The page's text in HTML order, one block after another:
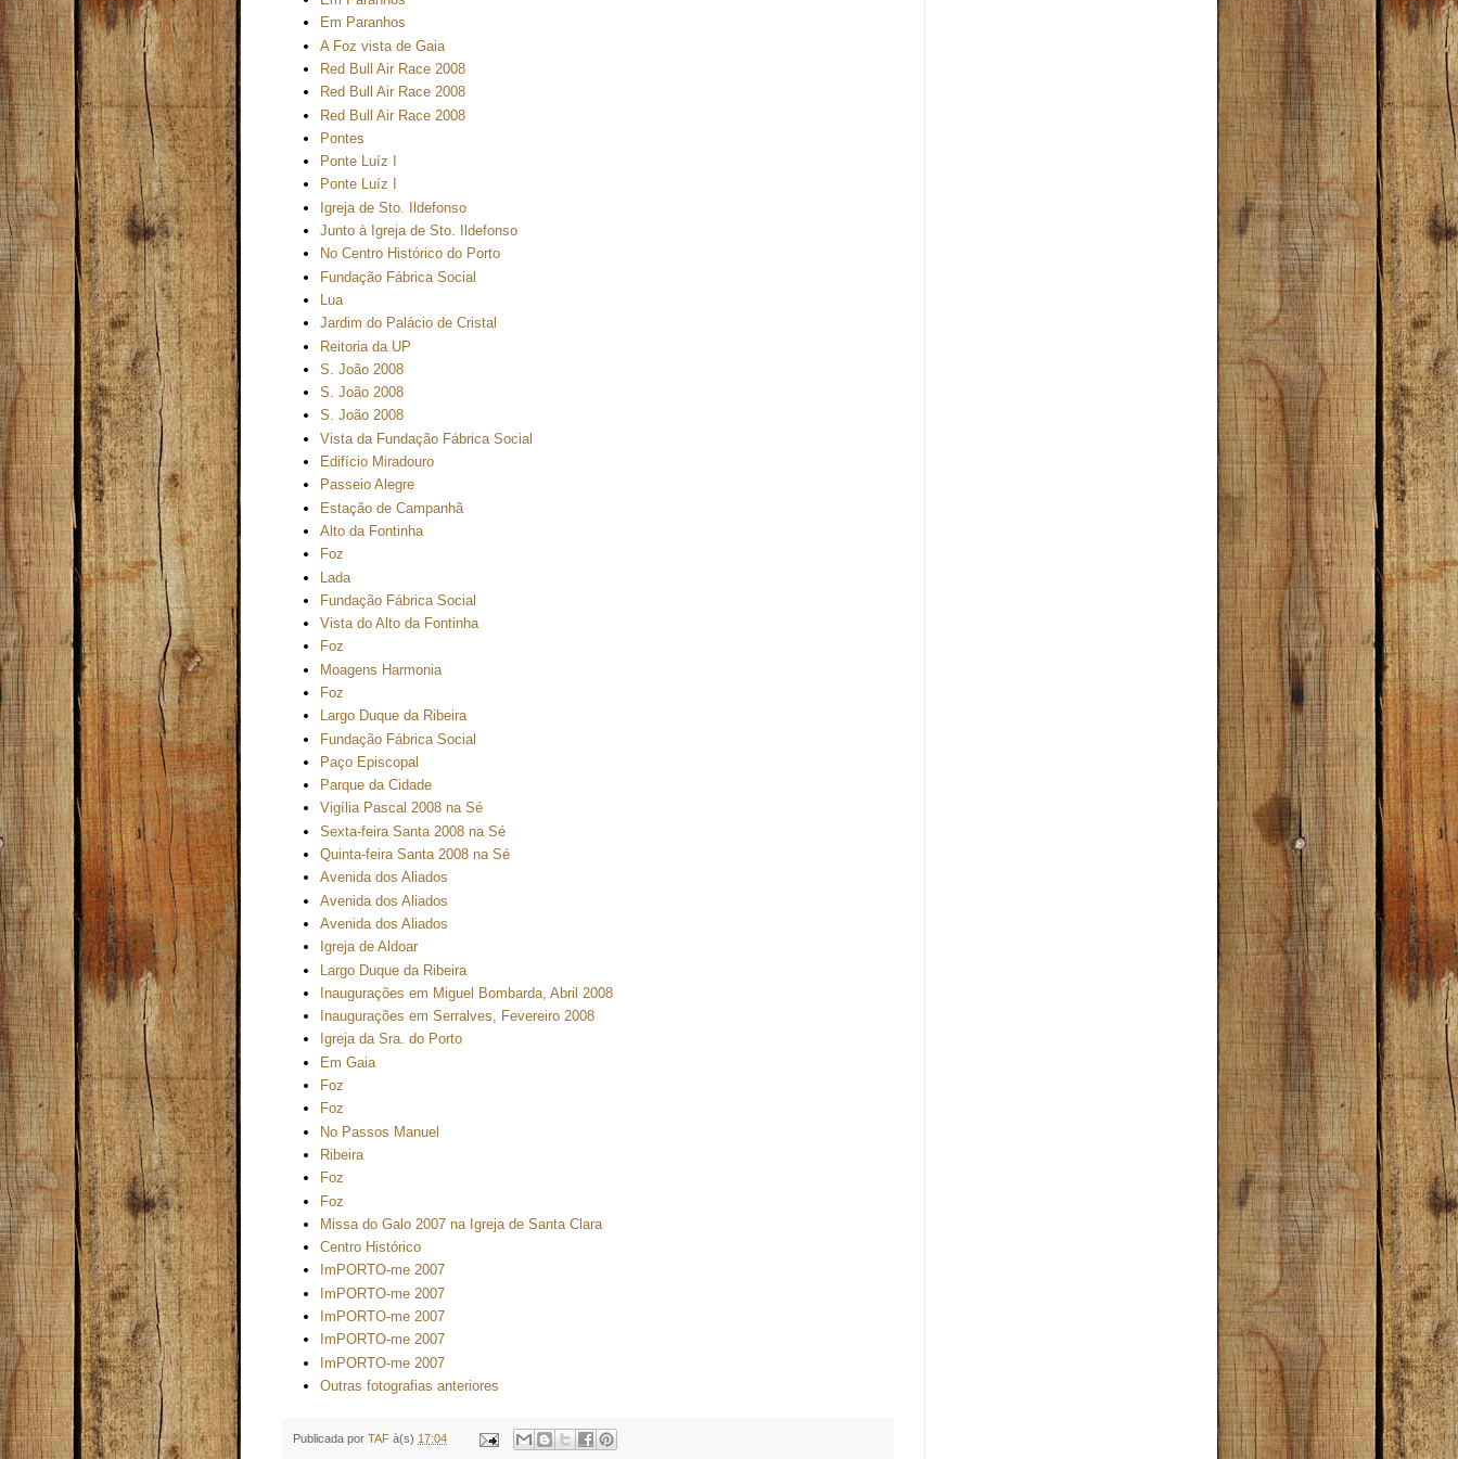
Em Paranhos
A Foz vista de Gaia
Red Bull Air Race 2008
Red Bull Air Race 2008
Red Bull Air Race 2008
Pontes
Ponte Luíz I
Ponte Luíz I
Igreja de Sto. Ildefonso
Junto à Igreja de Sto. Ildefonso
No Centro Histórico do Porto
Fundação Fábrica Social
Lua
Jardim do Palácio de Cristal
Reitoria da UP
S. João 2008
S. João 2008
S. João 2008
Vista da Fundação Fábrica Social
Edifício Miradouro
Passeio Alegre
Estação de Campanhã
Alto da Fontinha
Foz
Lada
Fundação Fábrica Social
Vista do Alto da Fontinha
Foz
Moagens Harmonia
Foz
Largo Duque da Ribeira
Fundação Fábrica Social
Paço Episcopal
Parque da Cidade
Vigília Pascal 2008 na Sé
Sexta-feira Santa 2008 na Sé
Quinta-feira Santa 2008 na Sé
Avenida dos Aliados
Avenida dos Aliados
Avenida dos Aliados
Igreja de Aldoar
Largo Duque da Ribeira
Inaugurações em Miguel Bombarda, Abril 2008
Inaugurações em Serralves, Fevereiro 2008
Igreja da Sra. do Porto
Em Gaia
Foz
Foz
No Passos Manuel
Ribeira
Foz
Foz
Missa do Galo 2007 na Igreja de Santa Clara
Centro Histórico
ImPORTO-me 2007
ImPORTO-me 2007
ImPORTO-me 2007
ImPORTO-me 2007
ImPORTO-me 2007
Outras fotografias anteriores
Publicada por TAF à(s) 17:04